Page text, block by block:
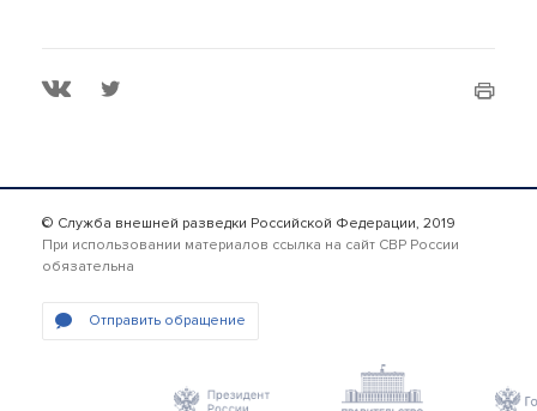
© Служба внешней разведки Российской Федерации, 2019
При использовании материалов ссылка на сайт СВР России
обязательна
Отправить обращение